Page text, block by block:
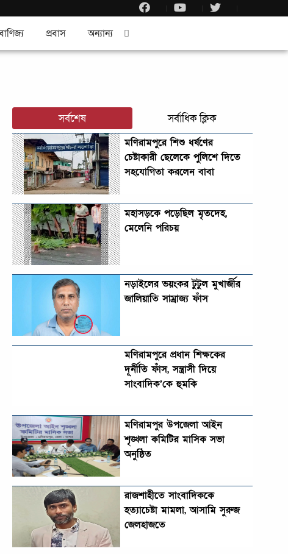
প্রবাস অন্যান্য
সর্বশেষ সর্বাধিক ক্লিক
মণিরামপুরে শিশু ধর্ষণের
চেষ্টাকারী ছেলেকে পুলিশে দিতে
সহযোগিতা করলেন বাবা
মহাসড়কে পড়েছিল মৃতদেহ,
মেলেনি পরিচয়
নড়াইলের ভয়ংকর টুটুল মুখার্জীর
জালিয়াতি সাম্রাজ্য ফাঁস
মণিরামপুরে প্রধান শিক্ষকের
দূর্নীতি ফাঁস, সন্ত্রাসী দিয়ে
সাংবাদিক’কে হুমকি
মণিরামপুর উপজেলা আইন
শৃঙ্খলা কমিটির মাসিক সভা
অনুষ্ঠিত‎‎
রাজশাহীতে সাংবাদিককে
হত্যাচেষ্টা মামলা, আসামি সুরুজ
জেলহাজতে